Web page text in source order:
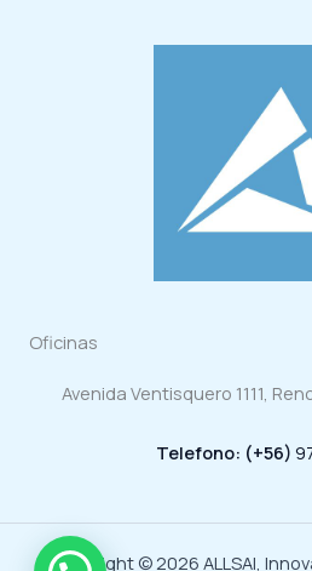
Oficinas
Avenida Ventisquero 1111,
Telefono: (+56)
Copyright © 2026 ALLSAI,